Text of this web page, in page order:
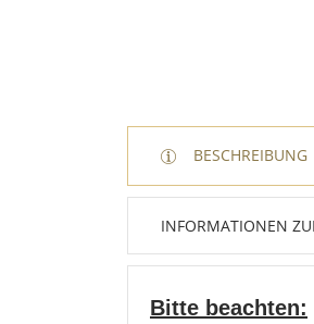
BESCHREIBUNG
INFORMATIONEN
Bitte beachten: